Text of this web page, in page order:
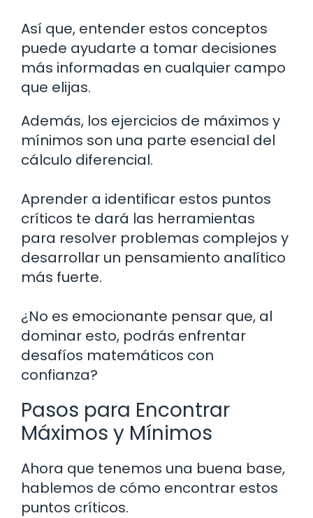
Así que, entender estos conceptos
puede ayudarte a tomar decisiones
más informadas en cualquier campo
que elijas.
Además, los ejercicios de máximos y
mínimos son una parte esencial del
cálculo diferencial.
Aprender a identificar estos puntos
críticos te dará las herramientas
para resolver problemas complejos y
desarrollar un pensamiento analítico
más fuerte.
¿No es emocionante pensar que, al
dominar esto, podrás enfrentar
desafíos matemáticos con
confianza?
Pasos para Encontrar
Máximos y Mínimos
Ahora que tenemos una buena base,
hablemos de cómo encontrar estos
puntos críticos.